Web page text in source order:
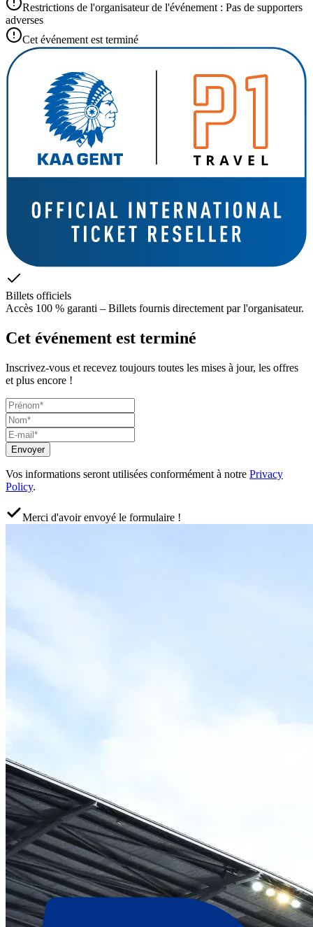
Restrictions de l'organisateur de l'événement : Pas de supporters
adverses
Cet événement est terminé
Billets officiels
Accès 100 % garanti – Billets fournis directement par l'organisateur.
Cet événement est terminé
Inscrivez-vous et recevez toujours toutes les mises à jour, les offres
et plus encore !
Envoyer
Vos informations seront utilisées conformément à notre Privacy
Policy.
Merci d'avoir envoyé le formulaire !